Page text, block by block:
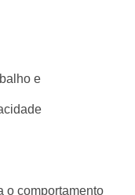
e
o comportamento